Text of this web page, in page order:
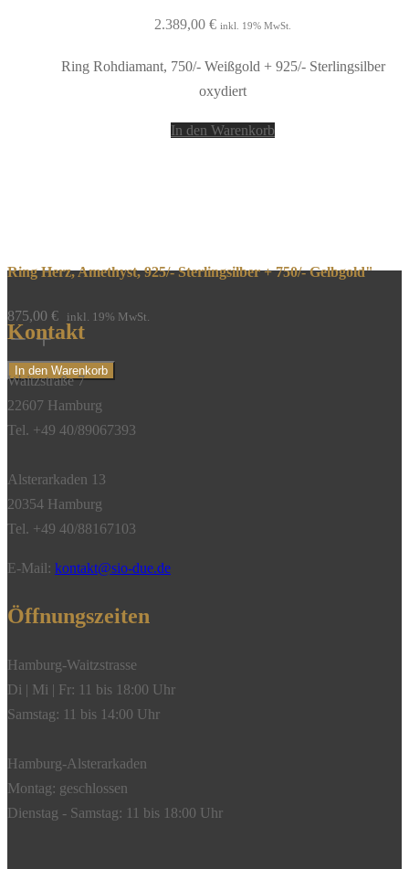
2.389,00 € inkl. 19% MwSt.
Ring Rohdiamant, 750/- Weißgold + 925/- Sterlingsilber
oxydiert
In den Warenkorb
Ring Herz, Amethyst, 925/- Sterlingsilber + 750/- Gelbgold"
875,00 € inkl. 19% MwSt.
Ring
Herz,
Amethyst,
925/-
Sterlingsilber
750/-
Gelbgold"
Menge
In den Warenkorb
Kontakt
Waitzstraße 7
22607 Hamburg
Tel. +49 40/89067393
Alsterarkaden 13
20354 Hamburg
Tel. +49 40/88167103
E-Mail: kontakt@sio-due.de
Öffnungszeiten
Hamburg-Waitzstrasse
Di | Mi | Fr: 11 bis 18:00 Uhr
Samstag: 11 bis 14:00 Uhr
Hamburg-Alsterarkaden
Montag: geschlossen
Dienstag - Samstag: 11 bis 18:00 Uhr